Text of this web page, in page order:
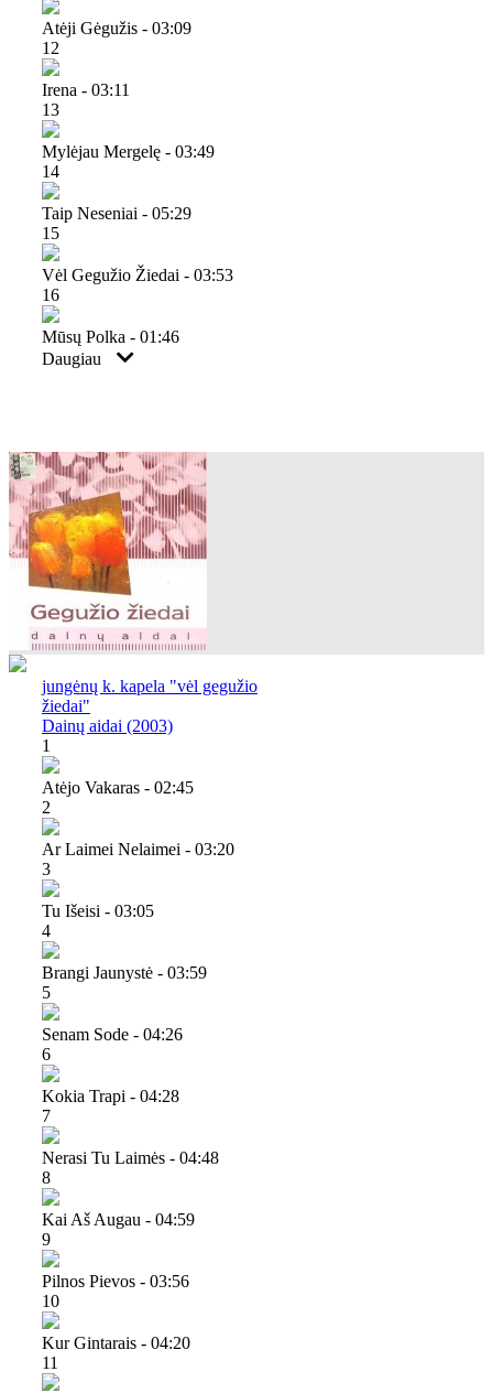
Atėji Gėgužis - 03:09
12
Irena - 03:11
13
Mylėjau Mergelę - 03:49
14
Taip Neseniai - 05:29
15
Vėl Gegužio Žiedai - 03:53
16
Mūsų Polka - 01:46
Daugiau
jungėnų k. kapela "vėl gegužio
žiedai"
Dainų aidai (2003)
1
Atėjo Vakaras - 02:45
2
Ar Laimei Nelaimei - 03:20
3
Tu Išeisi - 03:05
4
Brangi Jaunystė - 03:59
5
Senam Sode - 04:26
6
Kokia Trapi - 04:28
7
Nerasi Tu Laimės - 04:48
8
Kai Aš Augau - 04:59
9
Pilnos Pievos - 03:56
10
Kur Gintarais - 04:20
11